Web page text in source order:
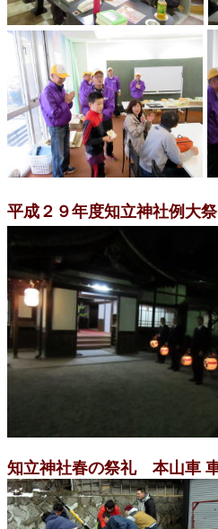
平成２９年度知立神社例大
知立神社春の祭礼 本山車